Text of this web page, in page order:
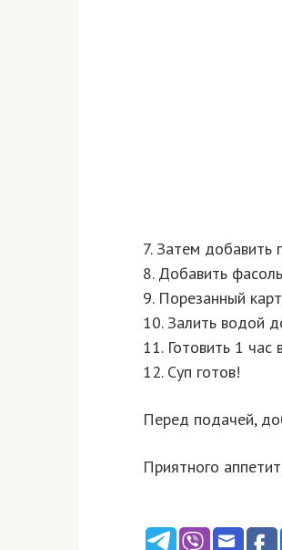
7. Затем добавить
8. Добавить фасоль
9. Порезанный
10. Залить водой
11. Готовить 1 час
12. Суп готов!
Перед подачей,
Приятного